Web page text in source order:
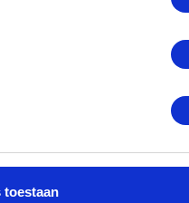
toestaan